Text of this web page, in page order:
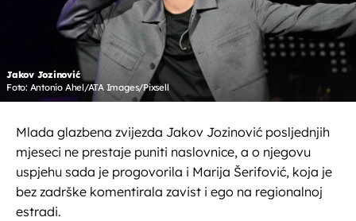
Jakov Jozinović
Foto: Antonio Ahel/ATA Images/Pixsell
Mlada glazbena zvijezda Jakov Jozinović posljednjih
mjeseci ne prestaje puniti naslovnice, a o njegovu
uspjehu sada je progovorila i Marija Šerifović, koja je
bez zadrške komentirala zavist i ego na regionalnoj
estradi.